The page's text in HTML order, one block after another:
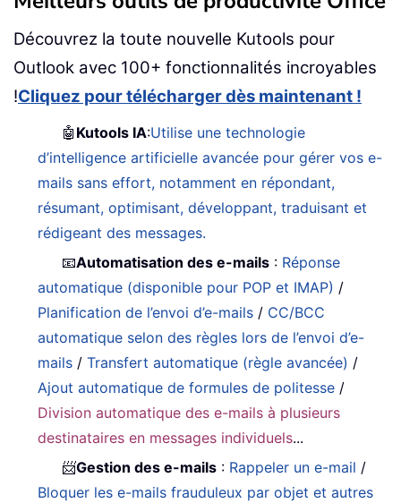
Découvrez la toute nouvelle Kutools pour
Outlook avec 100+ fonctionnalités incroyables
!Cliquez pour télécharger dès maintenant !
🤖 Kutools IA:Utilise une technologie
d’intelligence artificielle avancée pour gérer vos e-
mails sans effort, notamment en répondant,
résumant, optimisant, développant, traduisant et
rédigeant des messages.
📧Automatisation des e-mails : Réponse
automatique (disponible pour POP et IMAP) /
Planification de l’envoi d’e-mails / CC/BCC
automatique selon des règles lors de l’envoi d’e-
mails /Transfert automatique (règle avancée) /
Ajout automatique de formules de politesse /
Division automatique des e-mails à plusieurs
destinataires en messages individuels...
📨Gestion des e-mails : Rappeler un e-mail /
Bloquer les e-mails frauduleux par objet et autres